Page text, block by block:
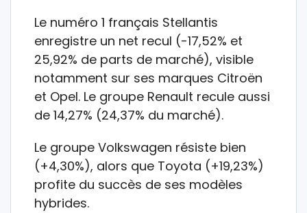
Le numéro 1 français Stellantis
enregistre un net recul (-17,52% et
25,92% de parts de marché), visible
notamment sur ses marques Citroën
et Opel. Le groupe Renault recule aussi
de 14,27% (24,37% du marché).
Le groupe Volkswagen résiste bien
(+4,30%), alors que Toyota (+19,23%)
profite du succès de ses modèles
hybrides.